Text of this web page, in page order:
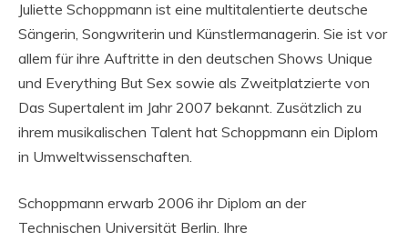
Juliette Schoppmann ist eine multitalentierte deutsche
Sängerin, Songwriterin und Künstlermanagerin. Sie ist vor
allem für ihre Auftritte in den deutschen Shows Unique
und Everything But Sex sowie als Zweitplatzierte von
Das Supertalent im Jahr 2007 bekannt. Zusätzlich zu
ihrem musikalischen Talent hat Schoppmann ein Diplom
in Umweltwissenschaften.
Schoppmann erwarb 2006 ihr Diplom an der
Technischen Universität Berlin. Ihre